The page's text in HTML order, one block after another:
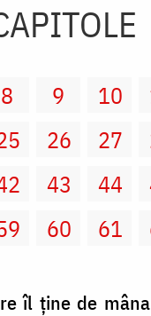
8 9 10
26 27
43 44
60 61
îl ţine de